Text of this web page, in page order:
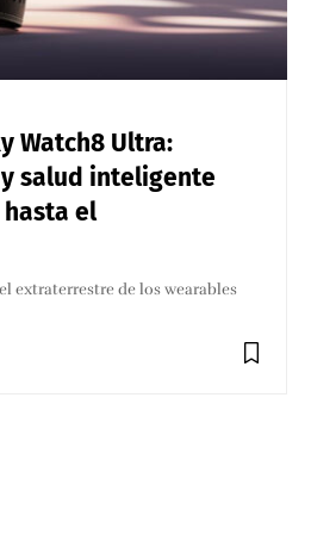
Watch8 Ultra:
salud inteligente
el
extraterrestre de los wearables